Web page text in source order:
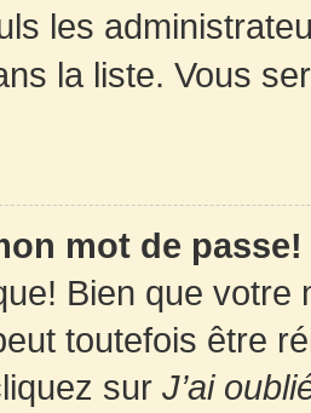
les
la liste. Vous
mot de passe!
Bien que
toutefois être
sur J’ai